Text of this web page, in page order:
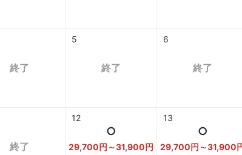
終了
5
終了
6
終了
終了
12
○
29,700円～31,900円
13
○
29,700円～31,900